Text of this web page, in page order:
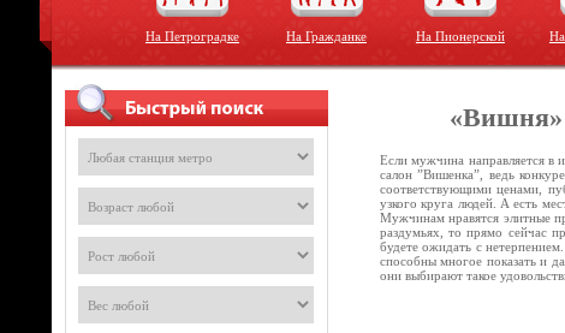
На Петроградке На Гражданке На Пионерской
«Вишня»
Если мужчина направляется в
салон ”Вишенка”, ведь
соответствующими ценами,
узкого круга людей. А есть
Мужчинам нравятся элитные
раздумьях, то прямо сейчас
будете ожидать с
способны многое показать и
они выбирают такое